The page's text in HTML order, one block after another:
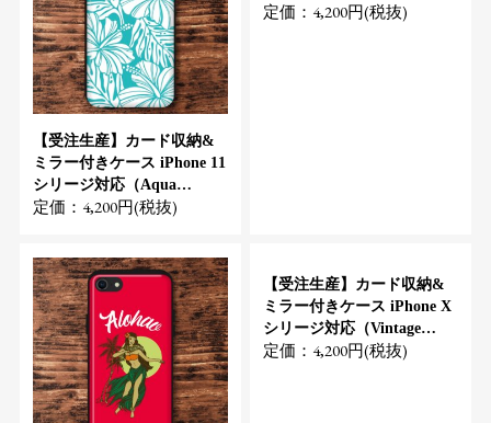
【受注生産】カード収納&
ミラー付きケース iPhone 11
シリージ対応（Aqua
Hibiscus）
定価：4,200円(税抜)
Hibiscus）
定価：4,200円(税抜)
【受注生産】カード収納&
ミラー付きケース iPhone X
シリージ対応（Vintage
Hula Girl）
定価：4,200円(税抜)